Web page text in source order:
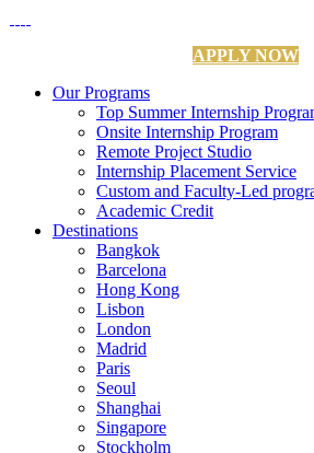
APPLY NOW
Our Programs
Top Summer Internship
Onsite Internship Program
Remote Project Studio
Internship Placement Service
Custom and Faculty-Led
Academic Credit
Destinations
Bangkok
Barcelona
Hong Kong
Lisbon
London
Madrid
Paris
Seoul
Shanghai
Singapore
Stockholm